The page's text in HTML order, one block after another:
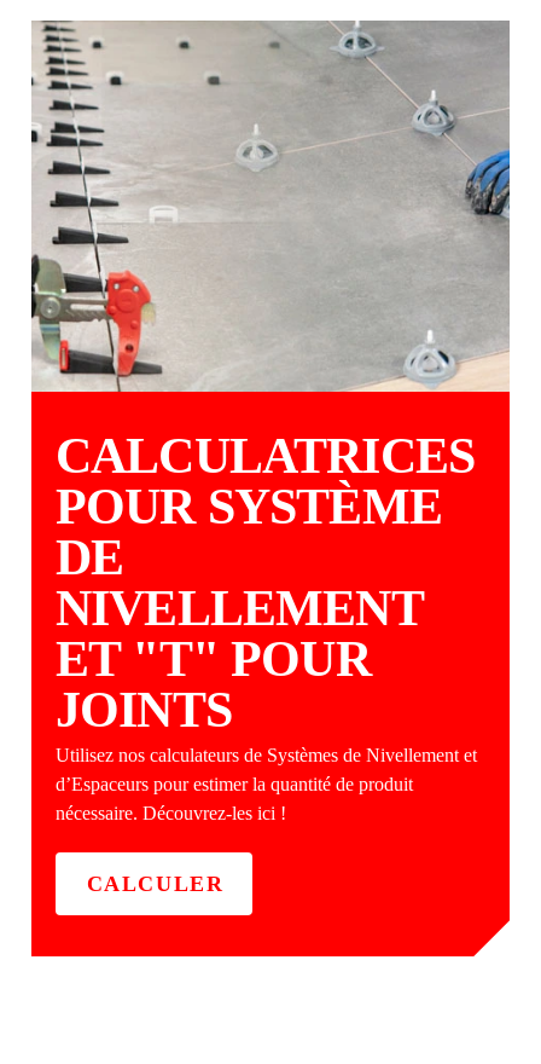
CALCULATRICES
POUR SYSTÈME
DE
NIVELLEMENT
ET "T" POUR
JOINTS
Utilisez nos calculateurs de Systèmes de Nivellement et
d’Espaceurs pour estimer la quantité de produit
nécessaire. Découvrez-les ici !
CALCULER